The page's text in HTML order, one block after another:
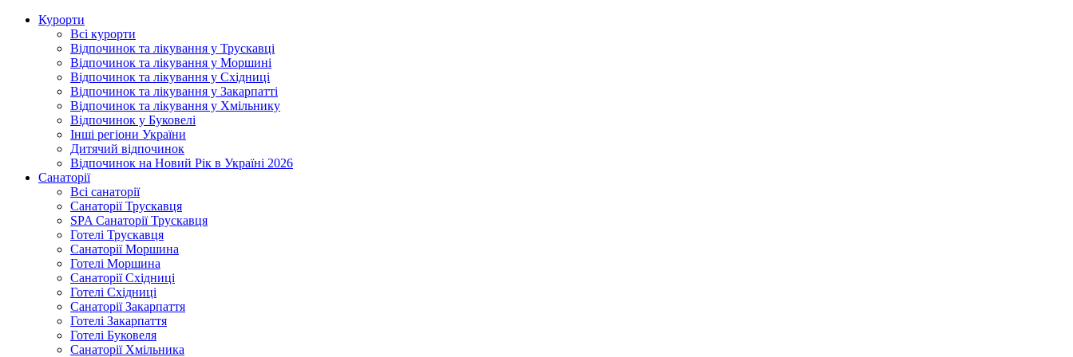
Курорти
Всі курорти
Відпочинок та лікування у Трускавці
Відпочинок та лікування у Моршині
Відпочинок та лікування у Східниці
Відпочинок та лікування у Закарпатті
Відпочинок та лікування у Хмільнику
Відпочинок у Буковелі
Інші регіони України
Дитячий відпочинок
Відпочинок на Новий Рік в Україні 2026
Санаторії
Всі санаторії
Санаторії Трускавця
SPA Санаторії Трускавця
Готелі Трускавця
Санаторії Моршина
Готелі Моршина
Санаторії Східниці
Готелі Східниці
Санаторії Закарпаття
Готелі Закарпаття
Готелі Буковеля
Санаторії Хмільника